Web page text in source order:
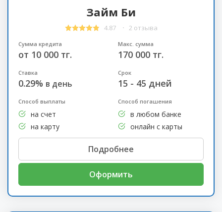
Займ Би
4.87 2 отзыва
Сумма кредита
от 10 000 тг.
Макс. сумма
170 000 тг.
Ставка
0.29% в день
Срок
15 - 45 дней
Способ выплаты
на счет
на карту
Способ погашения
в любом банке
онлайн с карты
Подробнее
Оформить